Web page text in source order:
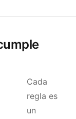
Cada
regla es
un